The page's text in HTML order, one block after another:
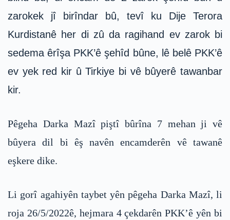
zarokek jî birîndar bû, tevî ku Dije Terora
Kurdistanê her di zû da ragihand ev zarok bi
sedema êrîşa PKK’ê şehîd bûne, lê belê PKK’ê
ev yek red kir û Tirkiye bi vê bûyerê tawanbar
kir.
Pêgeha Darka Mazî piştî bûrîna 7 mehan ji vê
bûyera dil bi êş navên encamderên vê tawanê
eşkere dike.
Li gorî agahiyên taybet yên pêgeha Darka Mazî, li
roja 26/5/2022ê, hejmara 4 çekdarên PKK’ê yên bi